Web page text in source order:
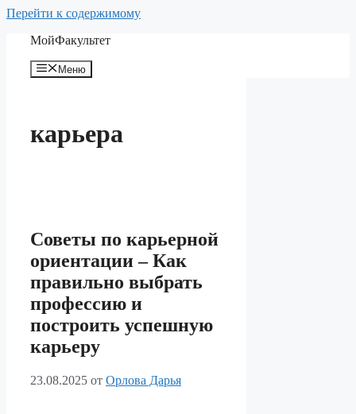
Перейти к содержимому
МойФакультет
Меню
карьера
Советы по карьерной
ориентации – Как
правильно выбрать
профессию и
построить успешную
карьеру
23.08.2025 от Орлова Дарья